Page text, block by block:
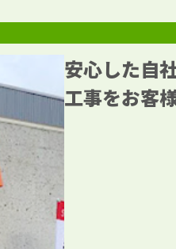
安心した自
工事をお客